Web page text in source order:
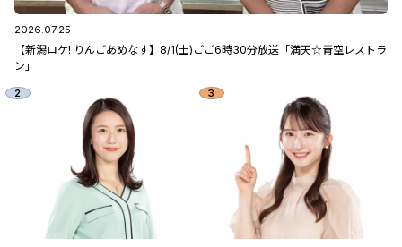
2026.07.25
【新潟ロケ! りんごあめなす】8/1(土)ごご6時30分放送「満天☆青空レストラ
ン」